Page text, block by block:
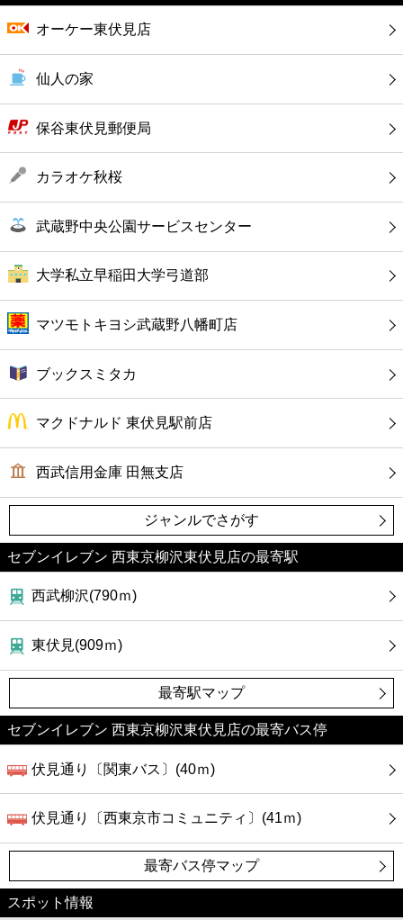
銀行
公共
病院
ホテル
オーケー東伏見店
仙人の家
保谷東伏見郵便局
カラオケ秋桜
武蔵野中央公園サービスセンター
大学私立早稲田大学弓道部
マツモトキヨシ武蔵野八幡町店
ブックスミタカ
マクドナルド 東伏見駅前店
西武信用金庫 田無支店
ジャンルでさがす
セブンイレブン 西東京柳沢東伏見店の最寄駅
西武柳沢(790ｍ)
東伏見(909ｍ)
最寄駅マップ
セブンイレブン 西東京柳沢東伏見店の最寄バス停
伏見通り〔関東バス〕(40ｍ)
伏見通り〔西東京市コミュニティ〕(41ｍ)
最寄バス停マップ
スポット情報